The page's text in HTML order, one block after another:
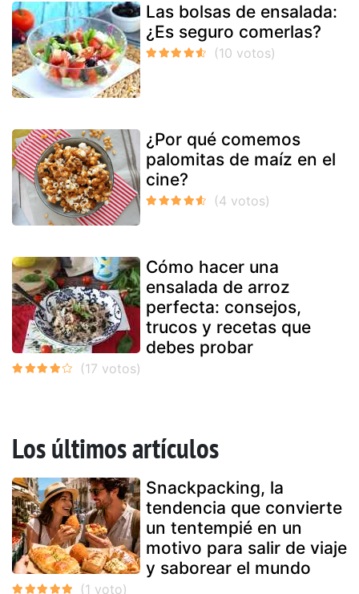
Las bolsas de ensalada:
¿Es seguro comerlas?
¿Por qué comemos
palomitas de maíz en el
cine?
Cómo hacer una
ensalada de arroz
perfecta: consejos,
trucos y recetas que
debes probar
Los últimos artículos
Snackpacking, la
tendencia que convierte
un tentempié en un
motivo para salir de viaje
y saborear el mundo